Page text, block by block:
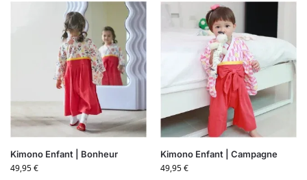
Kimono Enfant | Bonheur
49,95€
Kimono Enfant | Campagne
49,95€